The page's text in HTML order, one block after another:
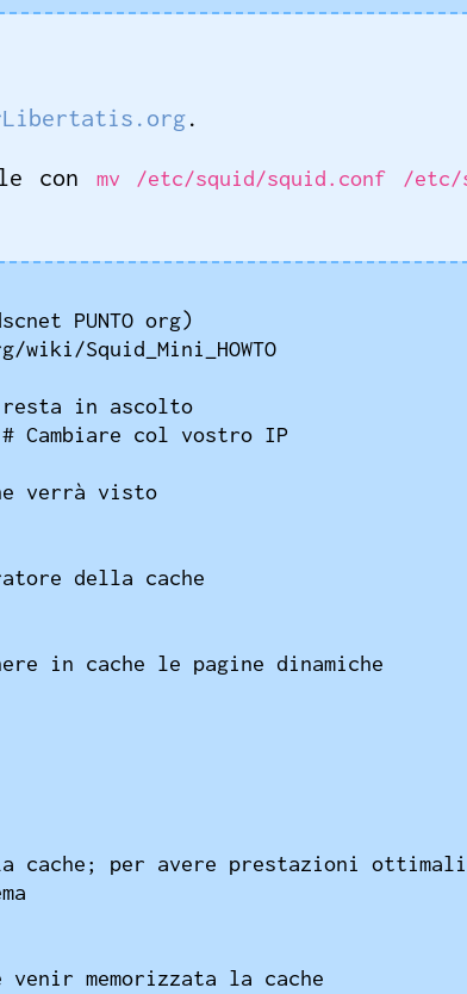
.
con mv /etc/squid/squid.conf /etc/
PUNTO org)
Squid_Mini_HOWTO
in ascolto
Cambiare col vostro IP
verrà visto
della cache
in cache le pagine dinamiche
cache; per avere prestazioni ottimali
memorizzata la cache